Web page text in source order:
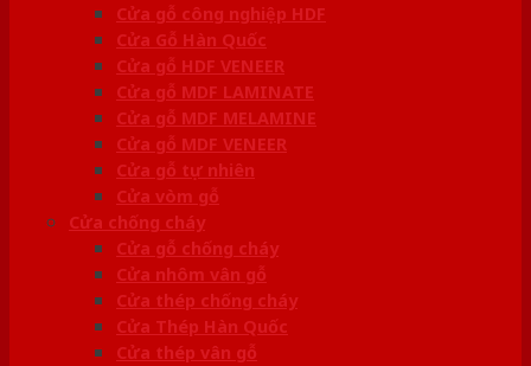
Cửa gỗ công nghiệp HDF
Cửa Gỗ Hàn Quốc
Cửa gỗ HDF VENEER
Cửa gỗ MDF LAMINATE
Cửa gỗ MDF MELAMINE
Cửa gỗ MDF VENEER
Cửa gỗ tự nhiên
Cửa vòm gỗ
Cửa chống cháy
Cửa gỗ chống cháy
Cửa nhôm vân gỗ
Cửa thép chống cháy
Cửa Thép Hàn Quốc
Cửa thép vân gỗ